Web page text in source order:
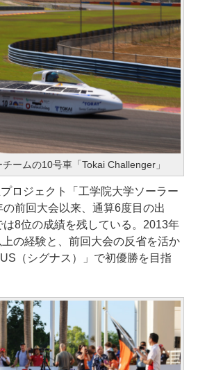
ームの10号車「Tokai Challenger」
ロジェクト「工学院大学ソーラー
前回大会以来、通算6度目の出
8位の成績を残している。2013年
の経験と、前回大会の反省を活か
（シグナス）」で初優勝を目指